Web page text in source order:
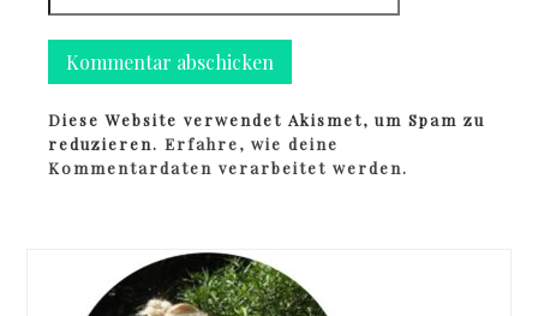
Diese Website verwendet Akismet, um Spam zu
reduzieren.Erfahre, wie deine
Kommentardaten verarbeitet werden.